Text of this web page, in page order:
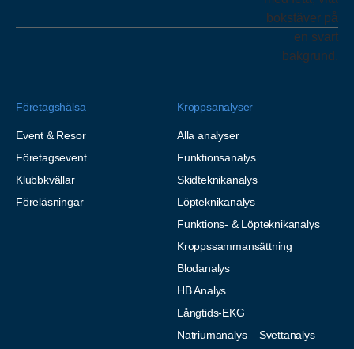
Företagshälsa
Event & Resor
Företagsevent
Klubbkvällar
Föreläsningar
Kroppsanalyser
Alla analyser
Funktionsanalys
Skidteknikanalys
Löpteknikanalys
Funktions- & Löpteknikanalys
Kroppssammansättning
Blodanalys
HB Analys
Långtids-EKG
Natriumanalys – Svettanalys